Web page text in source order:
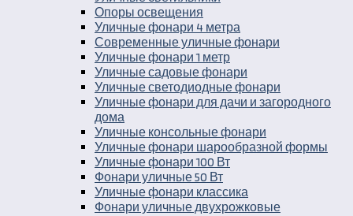
Опоры освещения
Уличные фонари 4 метра
Современные уличные фонари
Уличные фонари 1 метр
Уличные садовые фонари
Уличные светодиодные фонари
Уличные фонари для дачи и загородного
дома
Уличные консольные фонари
Уличные фонари шарообразной формы
Уличные фонари 100 Вт
Фонари уличные 50 Вт
Уличные фонари классика
Фонари уличные двухрожковые